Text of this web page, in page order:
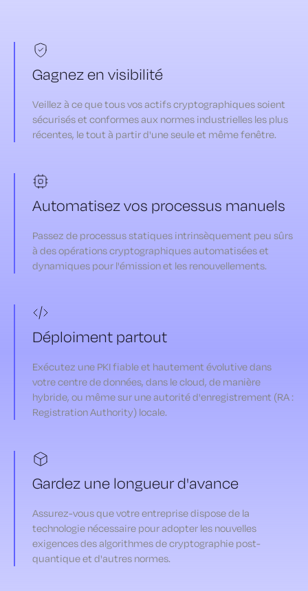
Gagnez en visibilité
Veillez à ce que tous vos actifs cryptographiques soient
sécurisés et conformes aux normes industrielles les plus
récentes, le tout à partir d'une seule et même fenêtre.
Automatisez vos processus manuels
Passez de processus statiques intrinsèquement peu sûrs
à des opérations cryptographiques automatisées et
dynamiques pour l'émission et les renouvellements.
Déploiment partout
Exécutez une PKI fiable et hautement évolutive dans
votre centre de données, dans le cloud, de manière
hybride, ou même sur une autorité d'enregistrement (RA :
Registration Authority) locale.
Gardez une longueur d'avance
Assurez-vous que votre entreprise dispose de la
technologie nécessaire pour adopter les nouvelles
exigences des algorithmes de cryptographie post-
quantique et d'autres normes.